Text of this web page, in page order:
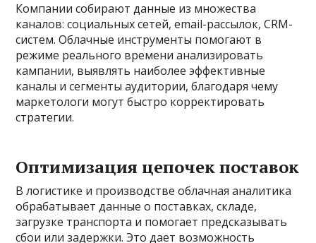
Компании собирают данные из множества
каналов: социальных сетей, email-рассылок, CRM-
систем. Облачные инструменты помогают в
режиме реального времени анализировать
кампании, выявлять наиболее эффективные
каналы и сегменты аудитории, благодаря чему
маркетологи могут быстро корректировать
стратегии.
Оптимизация цепочек поставок
В логистике и производстве облачная аналитика
обрабатывает данные о поставках, складе,
загрузке транспорта и помогает предсказывать
сбои или задержки. Это дает возможность